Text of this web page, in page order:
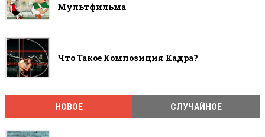
Мультфильма
Что Такое Композиция Кадра?
НОВОЕ СЛУЧАЙНОЕ